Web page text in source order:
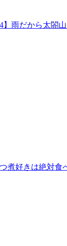
】雨だから太閤
つ煮好きは絶対